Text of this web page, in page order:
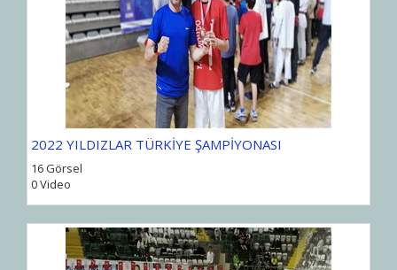
2022 YILDIZLAR TÜRKİYE ŞAMPİYONASI
16 Görsel
0 Video